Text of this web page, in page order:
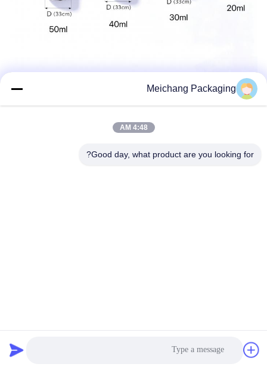
Meichang Packaging
4:48 AM
Good day, what product are you looking for?